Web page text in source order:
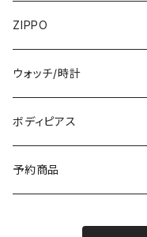
7000円
イタリア製ジャケット
コットンストール・スカーフ
冬物・マフラー
指輪・リング
ネックレス・ペンダントトップ
ピアス・イヤリング
ブレスレット・バングル
ZIPPO
ウォッチ/時計
ボディピアス
予約商品